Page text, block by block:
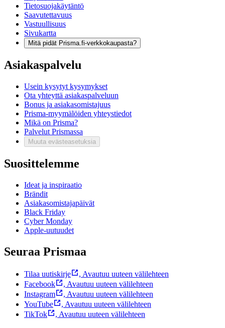
Tietosuojakäytäntö
Saavutettavuus
Vastuullisuus
Sivukartta
Mitä pidät Prisma.fi-verkkokaupasta?
Asiakaspalvelu
Usein kysytyt kysymykset
Ota yhteyttä asiakaspalveluun
Bonus ja asiakasomistajuus
Prisma-myymälöiden yhteystiedot
Mikä on Prisma?
Palvelut Prismassa
Muuta evästeasetuksia
Suosittelemme
Ideat ja inspiraatio
Brändit
Asiakasomistajapäivät
Black Friday
Cyber Monday
Apple-uutuudet
Seuraa Prismaa
Tilaa uutiskirje , Avautuu uuteen välilehteen
Facebook
, Avautuu uuteen välilehteen
Instagram
, Avautuu uuteen välilehteen
YouTube
, Avautuu uuteen välilehteen
TikTok
, Avautuu uuteen välilehteen